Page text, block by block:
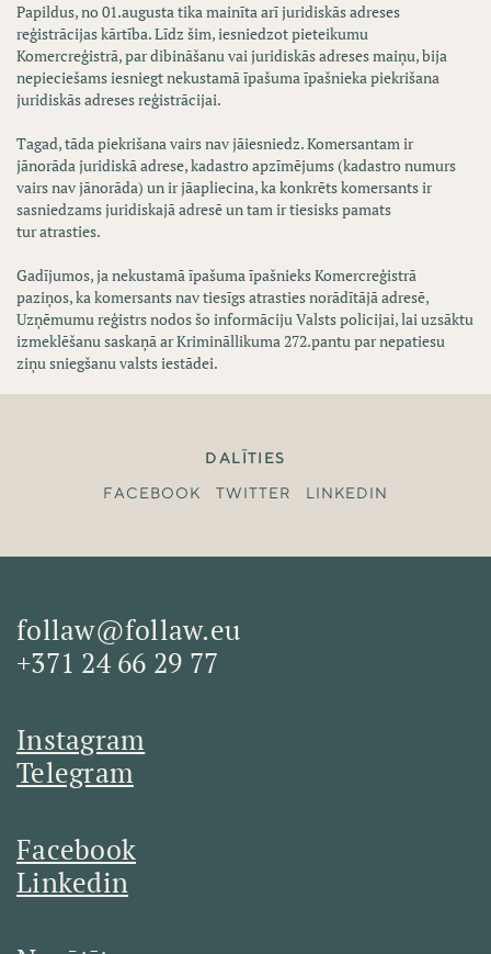
Papildus, no 01.augusta tika mainīta arī juridiskās adreses
reģistrācijas kārtība. Līdz šim, iesniedzot pieteikumu
Komercreģistrā, par dibināšanu vai juridiskās adreses maiņu, bija
nepieciešams iesniegt nekustamā īpašuma īpašnieka piekrišana
juridiskās adreses reģistrācijai.
Tagad, tāda piekrišana vairs nav jāiesniedz. Komersantam ir
jānorāda juridiskā adrese, kadastro apzīmējums (kadastro numurs
vairs nav jānorāda) un ir jāapliecina, ka konkrēts komersants ir
sasniedzams juridiskajā adresē un tam ir tiesisks pamats
tur atrasties.
Gadījumos, ja nekustamā īpašuma īpašnieks Komercreģistrā
paziņos, ka komersants nav tiesīgs atrasties norādītājā adresē,
Uzņēmumu reģistrs nodos šo informāciju Valsts policijai, lai uzsāktu
izmeklēšanu saskaņā ar Krimināllikuma 272.pantu par nepatiesu
ziņu sniegšanu valsts iestādei.
DALĪTIES
FACEBOOK
TWITTER LINKEDIN
follaw@follaw.eu
+371 24 66 29 77
Instagram
Telegram
Facebook
Linkedin